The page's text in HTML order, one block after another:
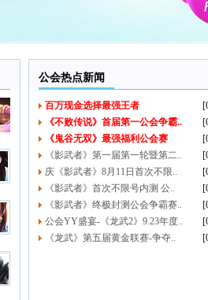
公会热点新闻
百万现金选择最强王者
《不败传说》首届第一公会争霸..
《鬼谷无双》最强福利公会赛
《影武者》第一届第一轮暨第二..
庆《影武者》8月11日首次不限..
《影武者》首次不限号内测 公..
《影武者》终极封测公会争霸赛..
公会YY盛宴-《龙武2》9.23年度..
《龙武》第五届黄金联赛-争夺..